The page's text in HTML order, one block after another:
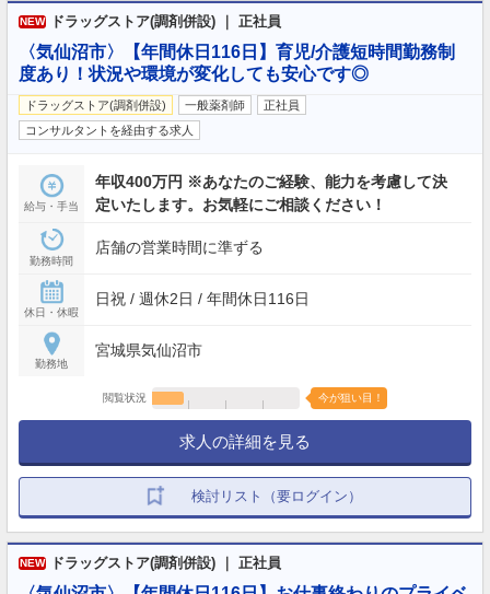
NEW ドラッグストア(調剤併設) ｜ 正社員
〈気仙沼市〉【年間休日116日】育児/介護短時間勤務制
度あり！状況や環境が変化しても安心です◎
ドラッグストア(調剤併設) 一般薬剤師
正社員
コンサルタントを経由する求人
給与・手当
年収400万円 ※あなたのご経験、能力を考慮して決
定いたします。お気軽にご相談ください！
勤務時間
店舗の営業時間に準ずる
休日・休暇
日祝 / 週休2日 / 年間休日116日
勤務地
宮城県気仙沼市
閲覧状況 今が狙い目！
求人の詳細を見る
検討リスト（要ログイン）
NEW ドラッグストア(調剤併設) ｜ 正社員